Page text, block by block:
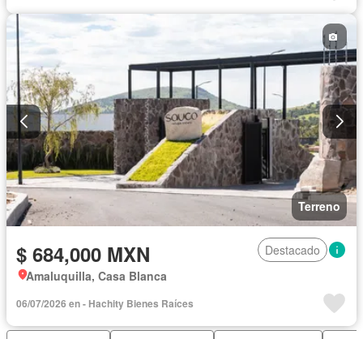
Terreno
$ 684,000 MXN
Destacado
Amaluquilla, Casa Blanca
06/07/2026 en - Hachity Bienes Raíces